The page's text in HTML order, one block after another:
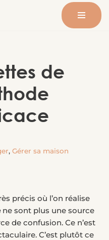
de
, Gérer sa maison
précis où l’on réalise
ne sont plus une source
de confusion. Ce n’est
C’est plutôt ce